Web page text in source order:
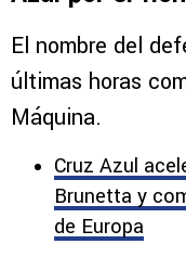
El nombre del
últimas horas
Máquina.
Cruz Azul
Brunetta y
de Europa